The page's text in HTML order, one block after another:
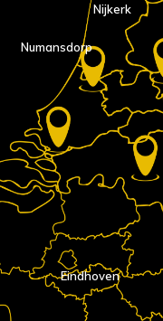
Eindhoven
Nijkerk
Numansdorp